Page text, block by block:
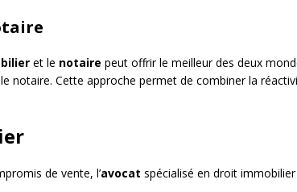
et le notaire peut offrir le meilleur des deux
Cette approche permet de combiner la
de vente, l’avocat spécialisé en droit